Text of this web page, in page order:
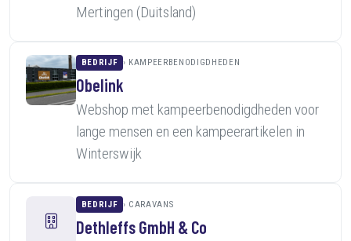
Mertingen (Duitsland)
BEDRIJF KAMPEERBENODIGDHEDEN
Obelink
Webshop met kampeerbenodigdheden voor
lange mensen en een kampeerartikelen in
Winterswijk
BEDRIJF CARAVANS
Dethleffs GmbH & Co